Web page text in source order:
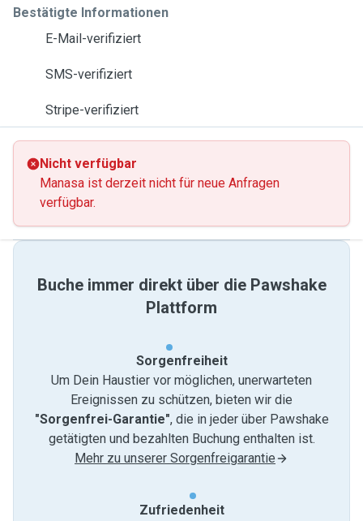
Bestätigte Informationen
E-Mail-verifiziert
SMS-verifiziert
Stripe-verifiziert
Nicht verfügbar
Manasa ist derzeit nicht für neue Anfragen
verfügbar.
Buche immer direkt über die Pawshake
Plattform
Sorgenfreiheit
Um Dein Haustier vor möglichen, unerwarteten
Ereignissen zu schützen, bieten wir die
"Sorgenfrei-Garantie", die in jeder über Pawshake
getätigten und bezahlten Buchung enthalten ist.
Mehr zu unserer Sorgenfreigarantie
Zufriedenheit